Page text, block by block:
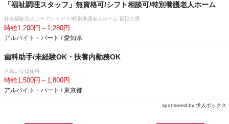
「福祉調理スタッフ」無資格可/シフト相談可/特別養護老人ホーム
社会福祉法人ユーアンドアイ/特別養護老人ホーム 額田の里
時給1,200円～1,280円
アルバイト・パート / 愛知県
歯科助手/未経験OK・扶養内勤務OK
月島いなば歯科
時給1,500円～1,800円
アルバイト・パート / 東京都
sponsored by 求人ボックス